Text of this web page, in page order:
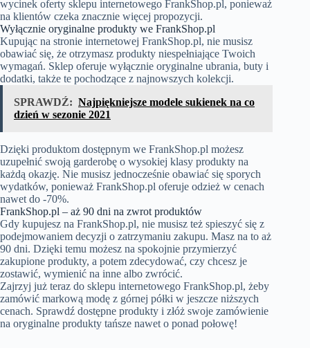
wycinek oferty sklepu internetowego FrankShop.pl, ponieważ
na klientów czeka znacznie więcej propozycji.
Wyłącznie oryginalne produkty we FrankShop.pl
Kupując na stronie internetowej FrankShop.pl, nie musisz
obawiać się, że otrzymasz produkty niespełniające Twoich
wymagań. Sklep oferuje wyłącznie oryginalne ubrania, buty i
dodatki, także te pochodzące z najnowszych kolekcji.
SPRAWDŹ: Najpiękniejsze modele sukienek na co
dzień w sezonie 2021
Dzięki produktom dostępnym we FrankShop.pl możesz
uzupełnić swoją garderobę o wysokiej klasy produkty na
każdą okazję. Nie musisz jednocześnie obawiać się sporych
wydatków, ponieważ FrankShop.pl oferuje odzież w cenach
nawet do -70%.
FrankShop.pl – aż 90 dni na zwrot produktów
Gdy kupujesz na FrankShop.pl, nie musisz też spieszyć się z
podejmowaniem decyzji o zatrzymaniu zakupu. Masz na to aż
90 dni. Dzięki temu możesz na spokojnie przymierzyć
zakupione produkty, a potem zdecydować, czy chcesz je
zostawić, wymienić na inne albo zwrócić.
Zajrzyj już teraz do sklepu internetowego FrankShop.pl, żeby
zamówić markową modę z górnej półki w jeszcze niższych
cenach. Sprawdź dostępne produkty i złóż swoje zamówienie
na oryginalne produkty tańsze nawet o ponad połowę!